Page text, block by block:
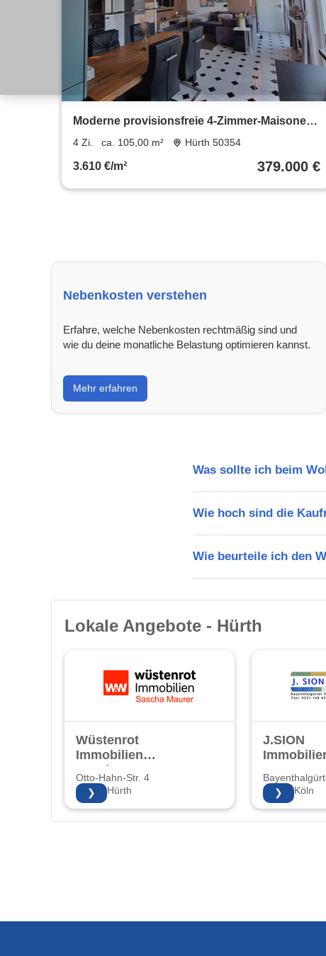
Moderne provisionsfreie 4-Zimmer-Maisonette
Alstädten-Burbach
4 Zi. ca. 105,00 m² Hürth 50354
3.610 €/m² 379.000 €
Nebenkosten verstehen
Erfahre, welche Nebenkosten rechtmäßig sind und
wie du deine monatliche Belastung optimieren kannst.
Mehr erfahren
Was sollte ich beim
Wie hoch sind die
Wie beurteile ich den
Lokale Angebote - Hürth
Wüstenrot
Immobilien
Sascha Maurer
Otto-Hahn-Str. 4
50354 Hürth
❯
J.SION
50968 Köln
❯